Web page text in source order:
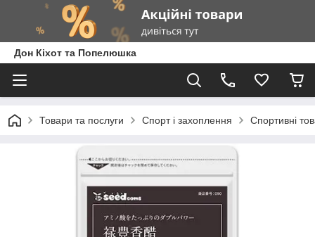
Дон Кіхот та Попелюшка
Товари та послуги Спорт і захоплення Спортивні